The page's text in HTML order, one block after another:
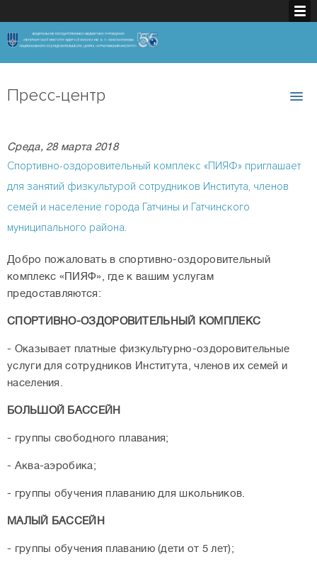
Пресс-центр
Среда, 28 марта 2018
Спортивно-оздоровительный комплекс «ПИЯФ» приглашает
для занятий физкультурой сотрудников Института, членов
семей и население города Гатчины и Гатчинского
муниципального района.
Добро пожаловать в спортивно-оздоровительный
комплекс «ПИЯФ», где к вашим услугам
предоставляются:
СПОРТИВНО-ОЗДОРОВИТЕЛЬНЫЙ КОМПЛЕКС
- Оказывает платные физкультурно-оздоровительные
услуги для сотрудников Института, членов их семей и
населения.
БОЛЬШОЙ БАССЕЙН
- группы свободного плавания;
- Аква-аэробика;
- группы обучения плаванию для школьников.
МАЛЫЙ БАССЕЙН
- группы обучения плаванию (дети от 5 лет);